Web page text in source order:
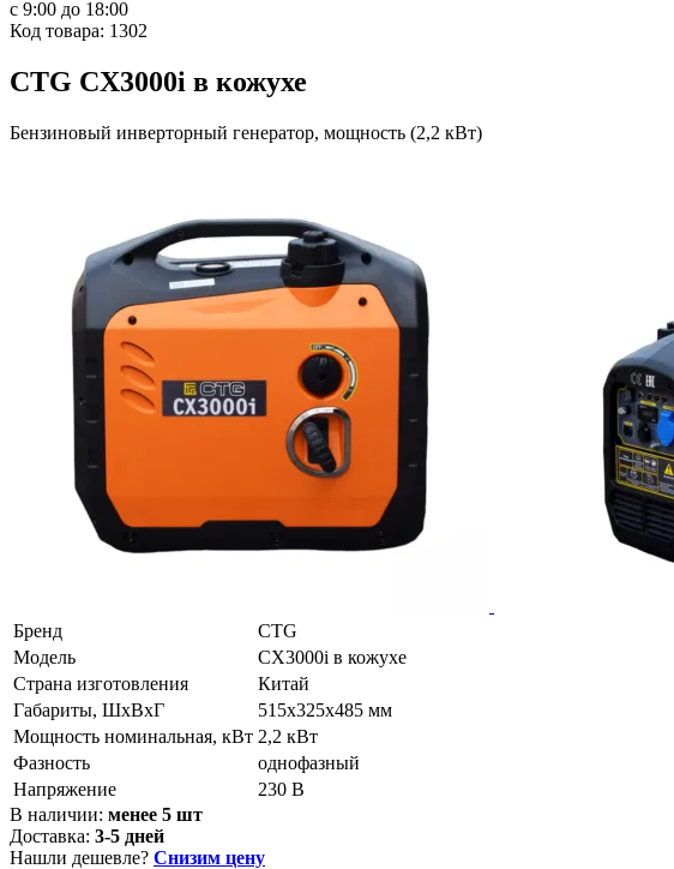
с 9:00 до 18:00
Код товара: 1302
CTG CX3000i в кожухе
Бензиновый инверторный генератор, мощность (2,2 кВт)
Бренд
CTG
Модель
CX3000i в кожухе
Страна изготовления
Китай
Габариты, ШхВхГ
515x325x485 мм
Мощность номинальная, кВт 2,2 кВт
Фазность
однофазный
Напряжение
230 В
В наличии: менее 5 шт
Доставка: 3-5 дней
Нашли дешевле? Снизим цену